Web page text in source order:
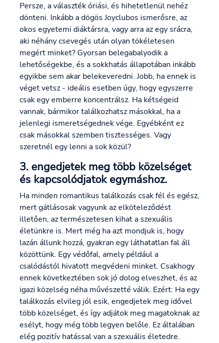
Persze, a választék óriási, és hihetetlenül nehéz
dönteni. Inkább a dögös Joyclubos ismerősre, az
okos egyetemi diáktársra, vagy arra az egy srácra,
aki néhány csevegés után olyan tökéletesen
megért minket? Gyorsan belegabalyodik a
lehetőségekbe, és a sokkhatás állapotában inkább
egyikbe sem akar belekeveredni. Jobb, ha ennek is
véget vetsz - ideális esetben úgy, hogy egyszerre
csak egy emberre koncentrálsz. Ha kétségeid
vannak, bármikor találkozhatsz másokkal, ha a
jelenlegi ismeretségednek vége. Egyébként ez
csak másokkal szemben tisztességes. Vagy
szeretnél egy lenni a sok közül?
3. engedjetek meg több közelséget
és kapcsolódjatok egymáshoz.
Ha minden romantikus találkozás csak fél és egész,
mert gátlásosak vagyunk az elköteleződést
illetően, az természetesen kihat a szexuális
életünkre is. Mert még ha azt mondjuk is, hogy
lazán állunk hozzá, gyakran egy láthatatlan fal áll
közöttünk. Egy védőfal, amely például a
csalódástól hivatott megvédeni minket. Csakhogy
ennek következtében sok jó dolog elveszhet, és az
igazi közelség néha művészetté válik. Ezért: Ha egy
találkozás elvileg jól esik, engedjetek meg idővel
több közelséget, és így adjátok meg magatoknak az
esélyt, hogy még több legyen belőle. Ez általában
elég pozitív hatással van a szexuális életedre.